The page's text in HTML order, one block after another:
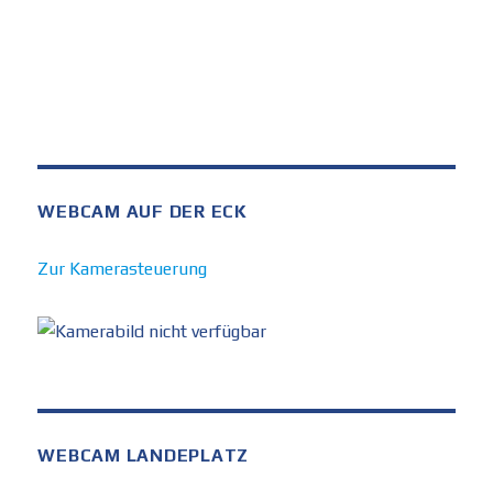
WEBCAM AUF DER ECK
Zur Kamerasteuerung
WEBCAM LANDEPLATZ